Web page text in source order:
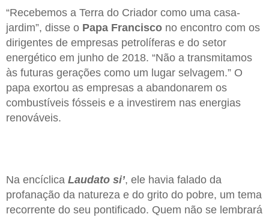
“Recebemos a Terra do Criador como uma casa-
jardim”, disse o Papa Francisco no encontro com os
dirigentes de empresas petrolíferas e do setor
energético em junho de 2018. “Não a transmitamos
às futuras gerações como um lugar selvagem.” O
papa exortou as empresas a abandonarem os
combustíveis fósseis e a investirem nas energias
renováveis.
Na encíclica Laudato si’, ele havia falado da
profanação da natureza e do grito do pobre, um tema
recorrente do seu pontificado. Quem não se lembrará